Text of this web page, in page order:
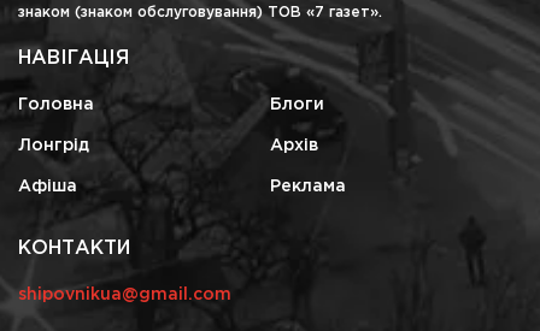
знаком (знаком обслуговування) ТОВ «7 газет».
НАВІГАЦІЯ
Головна Блоги
Лонгрід Архів
Афіша Реклама
КОНТАКТИ
shipovnikua@gmail.com